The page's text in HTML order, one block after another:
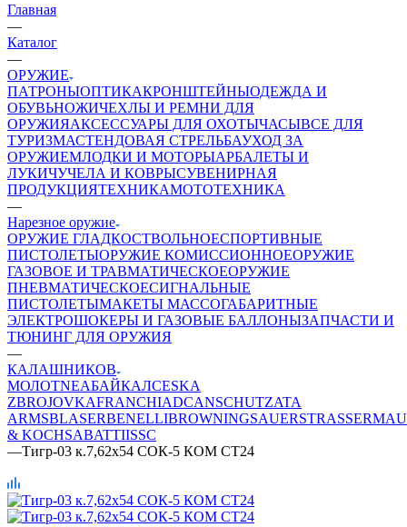
Главная
—
Каталог
—
ОРУЖИЕ
ПАТРОНЫОПТИКАКРОНШТЕЙНЫОДЕЖДА И
ОБУВЬНОЖИЧЕХЛЫ И РЕМНИ ДЛЯ
ОРУЖИЯАКСЕССУАРЫ ДЛЯ ОХОТЫЧАСЫВСЕ ДЛЯ
ТУРИЗМАСТЕНДОВАЯ СТРЕЛЬБАУХОД ЗА
ОРУЖИЕМЛОДКИ И МОТОРЫАРБАЛЕТЫ И
ЛУКИЧУЧЕЛА И КОВРЫСУВЕНИРНАЯ
ПРОДУКЦИЯТЕХНИКАМОТОТЕХНИКА
—
Нарезное оружие
ОРУЖИЕ ГЛАДКОСТВОЛЬНОЕСПОРТИВНЫЕ
ПИСТОЛЕТЫОРУЖИЕ КОМИССИОННОЕОРУЖИЕ
ГАЗОВОЕ И ТРАВМАТИЧЕСКОЕОРУЖИЕ
ПНЕВМАТИЧЕСКОЕСИГНАЛЬНЫЕ
ПИСТОЛЕТЫМАКЕТЫ МАССОГАБАРИТНЫЕ
ЭЛЕКТРОШОКЕРЫ И ГАЗОВЫЕ БАЛЛОНЫЗАПЧАСТИ И
ТЮНИНГ ДЛЯ ОРУЖИЯ
—
КАЛАШНИКОВ
МОЛОТNEAБАЙКАЛCESKA
ZBROJOVKAFRANCHIADCANSCHUTZATA
ARMSBLASERBENELLIBROWNINGSAUERSTRASSER
& KOCHSABATTIISSC
—Тигр-03 к.7,62х54 СОК-5 КОМ СТ24